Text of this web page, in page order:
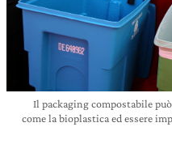
Il packaging compostabile
come la bioplastica ed essere